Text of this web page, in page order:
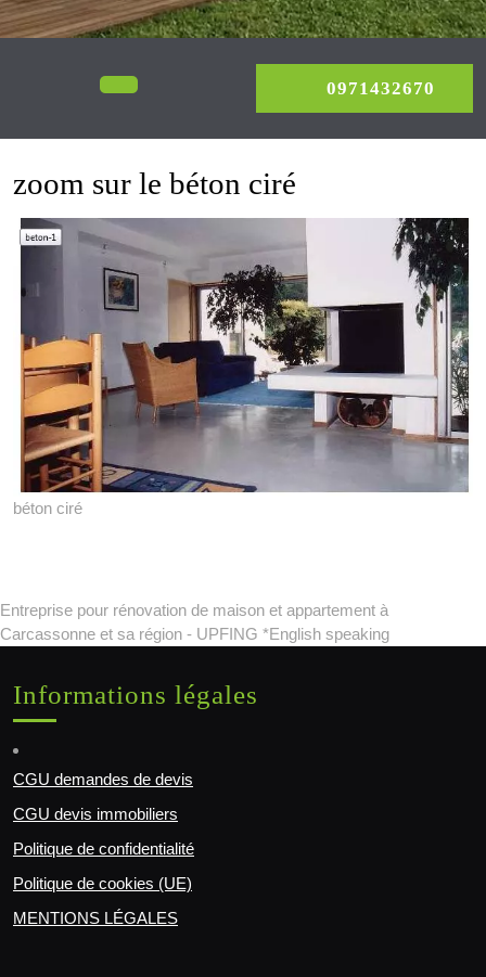
0971432670
zoom sur le béton ciré
béton ciré
Entreprise pour rénovation de maison et appartement à
Carcassonne et sa région - UPFING *English speaking
Informations légales
CGU demandes de devis
CGU devis immobiliers
Politique de confidentialité
Politique de cookies (UE)
MENTIONS LÉGALES